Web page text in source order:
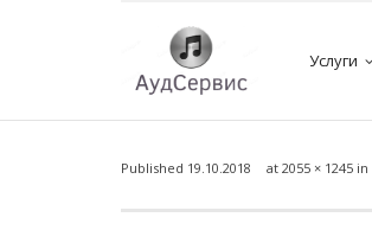
Услуги
Published 19.10.2018 at 2055 × 1245 in